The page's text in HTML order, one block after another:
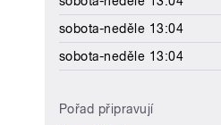
sobota-neděle 13:04
sobota-neděle 13:04
Pořad připravují